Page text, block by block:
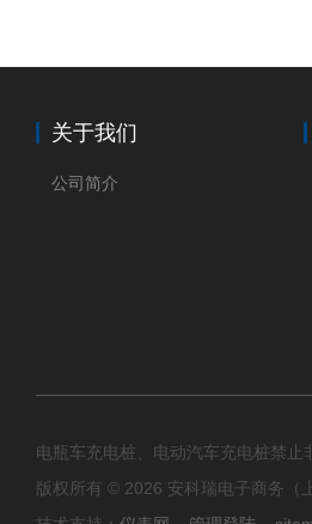
关于我们
公司简介
电瓶车充电桩、电动汽车充电桩禁止
版权所有 © 2026 安科瑞电子商务